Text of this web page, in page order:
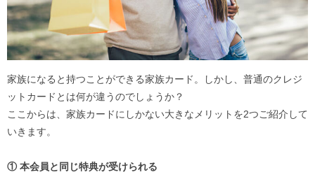
家族になると持つことができる家族カード。しかし、普通のクレジ
ットカードとは何が違うのでしょうか？
ここからは、家族カードにしかない大きなメリットを2つご紹介して
いきます。
① 本会員と同じ特典が受けられる